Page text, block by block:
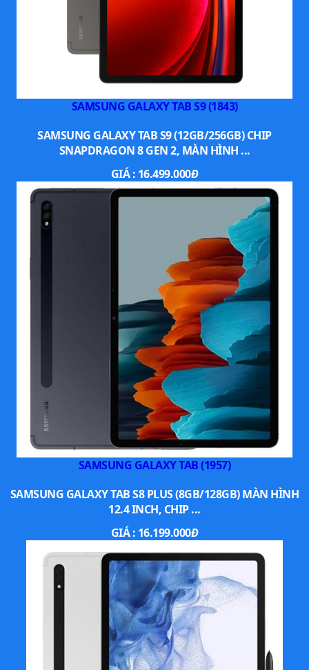
SAMSUNG GALAXY TAB S9 (1843)
SAMSUNG GALAXY TAB S9 (12GB/256GB) CHIP
SNAPDRAGON 8 GEN 2, MÀN HÌNH ...
GIÁ : 16.499.000Đ
SAMSUNG GALAXY TAB (1957)
SAMSUNG GALAXY TAB S8 PLUS (8GB/128GB) MÀN HÌNH
12.4 INCH, CHIP ...
GIÁ : 16.199.000Đ